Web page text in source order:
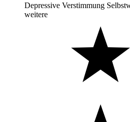
Depressive Verstimmung
weitere